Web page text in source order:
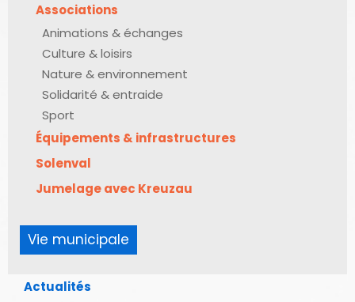
Associations
Animations & échanges
Culture & loisirs
Nature & environnement
Solidarité & entraide
Sport
Équipements & infrastructures
Solenval
Jumelage avec Kreuzau
Vie municipale
Actualités